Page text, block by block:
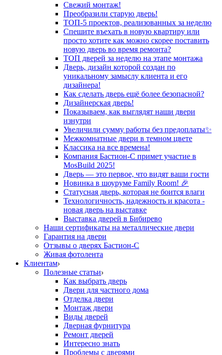
Свежий монтаж!
Преобразили старую дверь!
ТОП-5 проектов, реализованных за неделю
Спешите въехать в новую квартиру или
просто хотите как можно скорее поставить
новую дверь во время ремонта?
ТОП дверей за неделю на этапе монтажа
Дверь, дизайн которой создан по
уникальному замыслу клиента и его
дизайнера!
Как сделать дверь ещё более безопасной?
Дизайнерская дверь!
Показываем, как выглядят наши двери
изнутри
Увеличили сумму работы без предоплаты✨
Межкомнатные двери в темном цвете
Классика на все времена!
Компания Бастион-С примет участие в
MosBuild 2025!
Дверь — это первое, что видят ваши гости
Новинка в шоуруме Family Room! 🎉
Статусная дверь, которая не боится влаги
Технологичность, надежность и красота -
новая дверь на выставке
Выставка дверей в Бибирево
Наши сертификаты на металлические двери
Гарантия на двери
Отзывы о дверях Бастион-С
Живая фотолента
Клиентам
Полезные статьи
Как выбрать дверь
Двери для частного дома
Отделка двери
Монтаж двери
Виды дверей
Дверная фурнитура
Ремонт дверей
Интересно знать
Проблемы с дверями